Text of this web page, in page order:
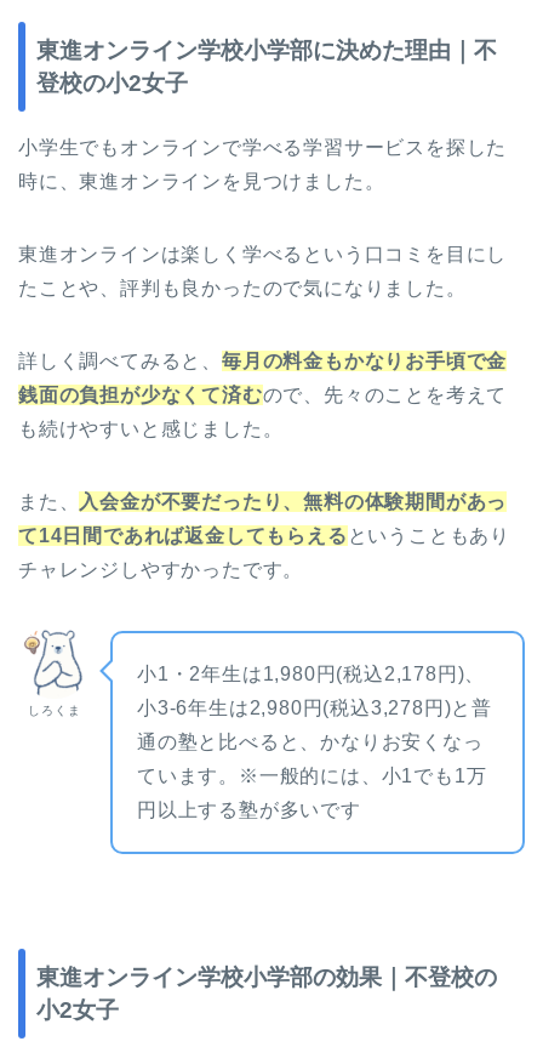
東進オンライン学校小学部に決めた理由｜不
登校の小2女子
小学生でもオンラインで学べる学習サービスを探した
時に、東進オンラインを見つけました。
東進オンラインは楽しく学べるという口コミを目にし
たことや、評判も良かったので気になりました。
詳しく調べてみると、 毎月の料金もかなりお手頃で金
銭面の負担が少なくて済むので、先々のことを考えて
も続けやすいと感じました。
また、
入会金が不要だったり、無料の体験期間があっ
て14日間であれば返金してもらえる ということもあり
チャレンジしやすかったです。
しろくま
小1・2年生は1,980円(税込2,178円)、
小3-6年生は2,980円(税込3,278円)と普
通の塾と比べると、かなりお安くなっ
ています。※一般的には、小1でも1万
円以上する塾が多いです
東進オンライン学校小学部の効果｜不登校の
小2女子